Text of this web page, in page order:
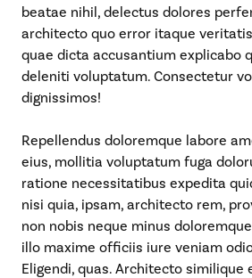
beatae nihil, delectus dolores
architecto quo error itaque
quae dicta accusantium explicabo
deleniti voluptatum. Consectetur
dignissimos!
Repellendus doloremque labore
eius, mollitia voluptatum fuga
ratione necessitatibus expedita
nisi quia, ipsam, architecto rem,
non nobis neque minus
illo maxime officiis iure veniam
Eligendi, quas. Architecto similique